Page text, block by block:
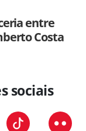
entre
Costa
sociais